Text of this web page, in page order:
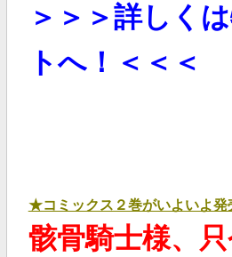
＞＞＞詳しく
トへ！＜＜＜
★コミックス２巻がいよいよ発
骸骨騎士様、